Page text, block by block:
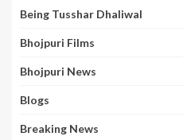
Being Tusshar Dhaliwal
Bhojpuri Films
Bhojpuri News
Blogs
Breaking News